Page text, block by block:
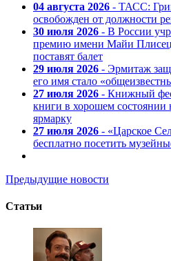
04 августа 2026 - ТАСС:
освобожден от должности
30 июля 2026 - В России
премию имени Майи
поставят балет
29 июля 2026 - Эрмитаж
его имя стало
27 июля 2026 - Книжный
книги в хорошем состоянии
ярмарку
27 июля 2026 - «Царское
бесплатно посетить
Предыдущие новости
Статьи